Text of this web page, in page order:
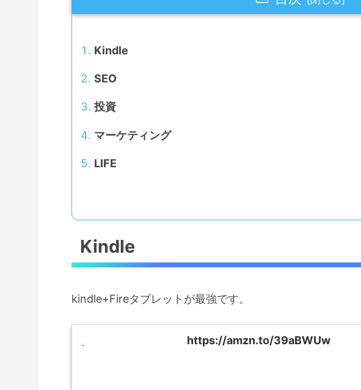
Kindle
SEO
投資
マーケティング
LIFE
Kindle
kindle+Fireタブレットが最強です。
https://amzn.to/39aBWUw